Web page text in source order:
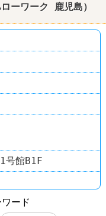
ーワーク 鹿児島）
号館B1F
ード